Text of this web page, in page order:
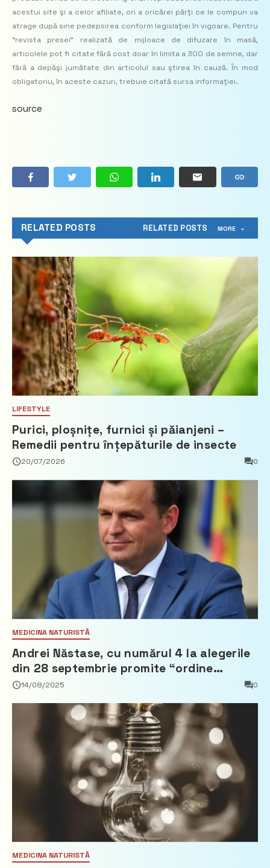
acestui site şi a celor afiliate, ori a oricărei părţi ce le compun va
atrage după sine pedepsirea conform legislaţiei în vigoare. Pentru
“revista presei” realizată de mijloace de difuzare în masă,
articolele pot fi citate fără cost doar în limita a 300 de semne, dar
fără a depăşi jumătate din articolul sau ştirea în cauză. În mod
obligatoriu, în aceste cazuri, trebuie citată sursa informaţiei.
source
RELATED POSTS RELATED POSTS MORE
LIFESTYLE
Purici, ploșnițe, furnici și păianjeni –
Remedii pentru înțepăturile de insecte
20/07/2026 0
MEDICINA NATURISTĂ
Andrei Năstase, cu numărul 4 la alegerile
din 28 septembrie promite “ordine
europeană” și 10 miliarde pentru cetățeni
14/08/2025 0
MEDICINA NATURISTĂ